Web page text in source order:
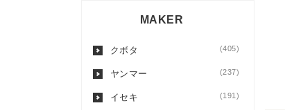
MAKER
クボタ (405)
ヤンマー (237)
イセキ (191)